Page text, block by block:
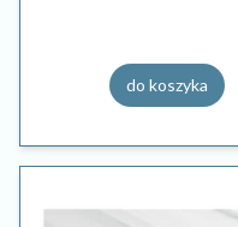
do koszyka